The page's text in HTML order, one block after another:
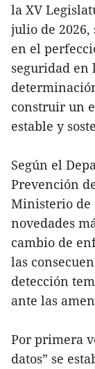
la XV
julio de
en el
seguridad en
construir un
estable y
Según el
Prevención
Ministerio de
novedades
cambio de
las
detección
ante las
Por primera
datos” se